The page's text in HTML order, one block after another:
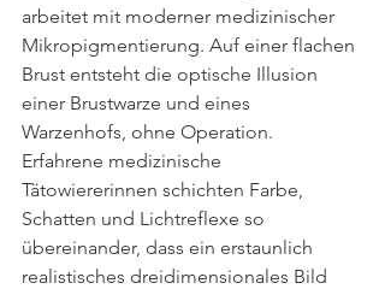
arbeitet mit moderner medizinischer
Mikropigmentierung. Auf einer flachen
Brust entsteht die optische Illusion
einer Brustwarze und eines
Warzenhofs, ohne Operation.
Erfahrene medizinische
Tätowiererinnen schichten Farbe,
Schatten und Lichtreflexe so
übereinander, dass ein erstaunlich
realistisches dreidimensionales Bild